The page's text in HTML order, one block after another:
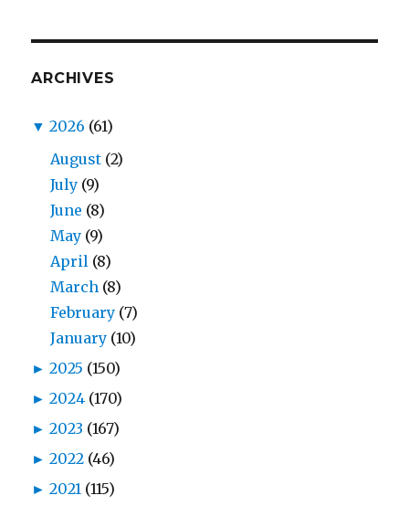
ARCHIVES
▼ 2026 (61)
August (2)
July (9)
June (8)
May (9)
April (8)
March (8)
February (7)
January (10)
► 2025 (150)
► 2024 (170)
► 2023 (167)
► 2022 (46)
► 2021 (115)